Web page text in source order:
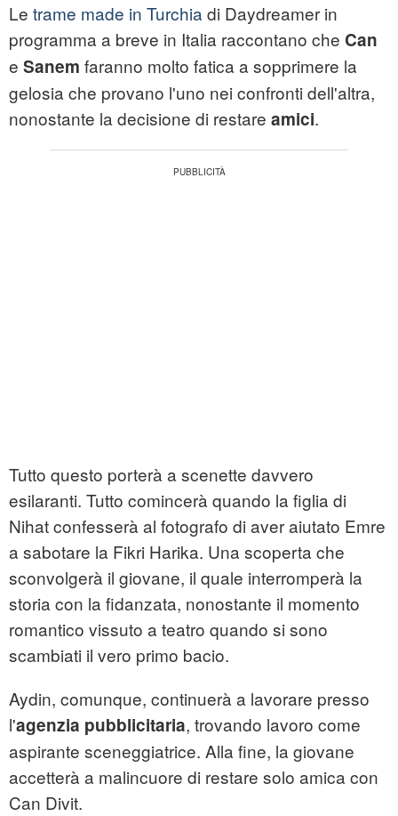
Le trame made in Turchia di Daydreamer in
programma a breve in Italia raccontano che Can
e Sanem faranno molto fatica a sopprimere la
gelosia che provano l'uno nei confronti dell'altra,
nonostante la decisione di restare amici.
Tutto questo porterà a scenette davvero
esilaranti. Tutto comincerà quando la figlia di
Nihat confesserà al fotografo di aver aiutato Emre
a sabotare la Fikri Harika. Una scoperta che
sconvolgerà il giovane, il quale interromperà la
storia con la fidanzata, nonostante il momento
romantico vissuto a teatro quando si sono
scambiati il vero primo bacio.
Aydin, comunque, continuerà a lavorare presso
l'agenzia pubblicitaria, trovando lavoro come
aspirante sceneggiatrice. Alla fine, la giovane
accetterà a malincuore di restare solo amica con
Can Divit.